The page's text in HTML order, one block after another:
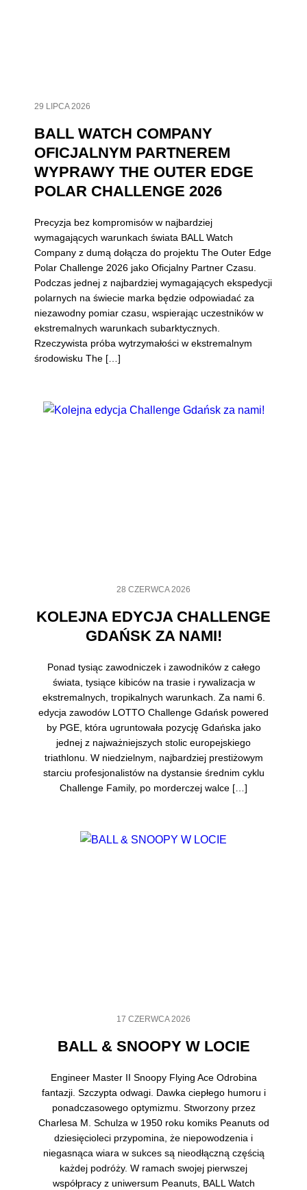
29 LIPCA 2026
BALL WATCH COMPANY
OFICJALNYM PARTNEREM
WYPRAWY THE OUTER EDGE
POLAR CHALLENGE 2026
Precyzja bez kompromisów w najbardziej
wymagających warunkach świata BALL Watch
Company z dumą dołącza do projektu The Outer Edge
Polar Challenge 2026 jako Oficjalny Partner Czasu.
Podczas jednej z najbardziej wymagających ekspedycji
polarnych na świecie marka będzie odpowiadać za
niezawodny pomiar czasu, wspierając uczestników w
ekstremalnych warunkach subarktycznych.
Rzeczywista próba wytrzymałości w ekstremalnym
środowisku The […]
28 CZERWCA 2026
KOLEJNA EDYCJA CHALLENGE
GDAŃSK ZA NAMI!
Ponad tysiąc zawodniczek i zawodników z całego
świata, tysiące kibiców na trasie i rywalizacja w
ekstremalnych, tropikalnych warunkach. Za nami 6.
edycja zawodów LOTTO Challenge Gdańsk powered
by PGE, która ugruntowała pozycję Gdańska jako
jednej z najważniejszych stolic europejskiego
triathlonu. W niedzielnym, najbardziej prestiżowym
starciu profesjonalistów na dystansie średnim cyklu
Challenge Family, po morderczej walce […]
17 CZERWCA 2026
BALL & SNOOPY W LOCIE
Engineer Master II Snoopy Flying Ace Odrobina
fantazji. Szczypta odwagi. Dawka ciepłego humoru i
ponadczasowego optymizmu. Stworzony przez
Charlesa M. Schulza w 1950 roku komiks Peanuts od
dziesięcioleci przypomina, że niepowodzenia i
niegasnąca wiara w sukces są nieodłączną częścią
każdej podróży. W ramach swojej pierwszej
współpracy z uniwersum Peanuts, BALL Watch